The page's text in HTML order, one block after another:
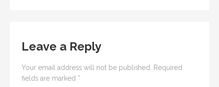
Leave a Reply
Your email address will not be published.
Required
fields are marked *